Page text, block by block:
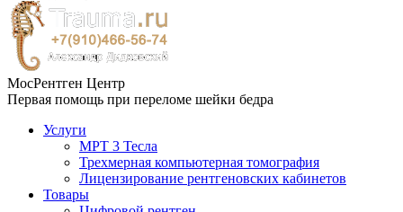
МосРентген Центр
Первая помощь при переломе шейки бедра
Услуги
МРТ 3 Тесла
Трехмерная компьютерная томография
Лицензирование рентгеновских кабинетов
Товары